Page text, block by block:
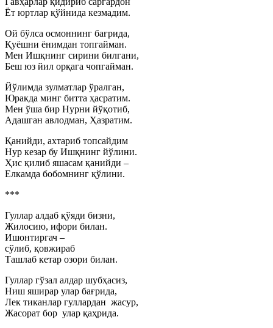
Ёт юртлар қўйнида кезмадим.
Ой бўлса осмоннинг бағрида,
Қуёшни ёнимдан топгайман.
Мен Ишқнинг сирини билгани,
Беш юз йил орқага чопгайман.
Йўлимда зулматлар ўралган,
Юракда минг битта ҳасратим.
Мен ўша бир Нурни йўқотиб,
Адашган авлодман, Ҳазратим.
Қанийди, ахтариб топсайдим
Нур кезар бу Ишқнинг йўлини.
Ҳис қилиб яшасам қанийди –
Елкамда бобомнинг қўлини.
***
Гуллар алдаб қўяди бизни,
Жилосию, ифори билан.
Ишонтиргач –
сўлиб, қовжираб
Ташлаб кетар озори билан.
Гуллар гўзал алдар шубҳасиз,
Ниш яширар улар бағрида,
Лек тиканлар гуллардан жасур,
Жасорат бор улар қаҳрида.